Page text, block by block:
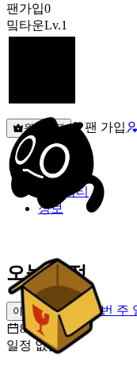
팬가입0
밐타운Lv.1
원픽선택 팬 가입
밐타운
피드
커뮤니티
정보
오늘 일정
이번 주 일정
이번 주
8월 8일 [토]
일정 없음